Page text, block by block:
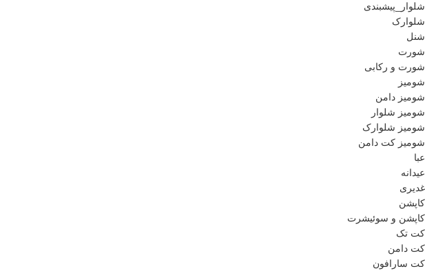
شلوار_پیشبندی
شلوارک
شنل
شورت
شورت و رکابی
شومیز
شومیز دامن
شومیز شلوار
شومیز شلوارک
شومیز کت دامن
عبا
عیدانه
غدیری
کاپشن
کاپشن و سوئیشرت
کت تک
کت دامن
کت سارافون